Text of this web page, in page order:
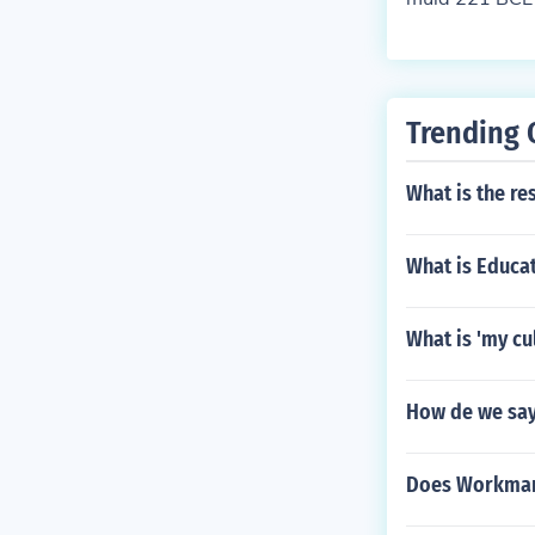
bilang ang
nastiya ay
Trending
What is the
What is
What is 'my
How de we
Does